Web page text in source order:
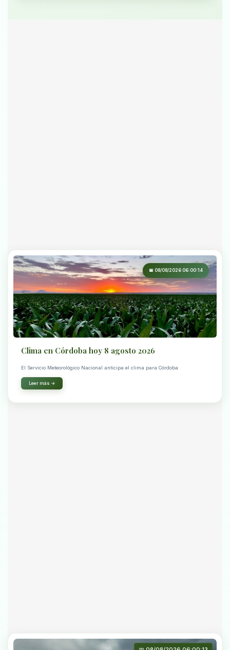
📅 08/08/2026 06:00:14
Clima en Córdoba hoy 8 agosto 2026
El Servicio Meteorológico Nacional anticipa el clima para Córdoba
Leer más →